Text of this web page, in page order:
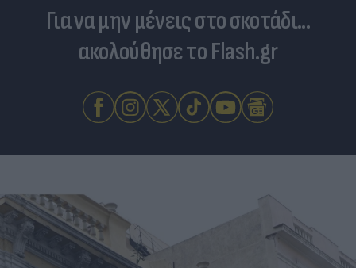
Για να μην μένεις στο σκοτάδι...
ακολούθησε το Flash.gr